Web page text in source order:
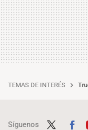
TEMAS DE INTERÉS
Síguenos